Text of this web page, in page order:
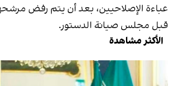
عباءة الإصلاحيين، بعد أن يتم رفض
قبل مجلس صيانة الدستور.
الأكثر مشاهدة